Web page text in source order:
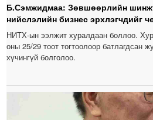
Б.Сэмжидмаа: Зөвшөөрлийн
нийслэлийн бизнес эрхлэгчдийг
НИТХ-ын ээлжит хуралдаан боллоо.
оны 25/29 тоот тогтоолоор батлагдсан
хүчингүй болголоо.